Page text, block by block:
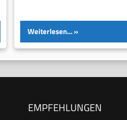
Weiterlesen…
EMPFEHLUNGEN